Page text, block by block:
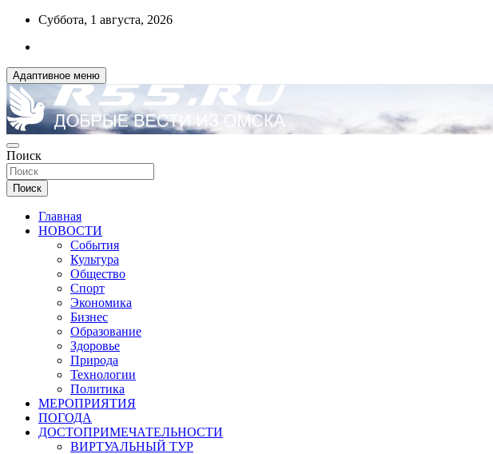
Перейти
содержимому
Суббота, 1 августа, 2026
Адаптивное меню
R55.RU
ДОБРЫЕ ВЕСТИ ИЗ ОМСКА
Поиск
Поиск
Главная
НОВОСТИ
События
Культура
Общество
Спорт
Экономика
Бизнес
Образование
Здоровье
Природа
Технологии
Политика
МЕРОПРИЯТИЯ
ПОГОДА
ДОСТОПРИМЕЧАТЕЛЬНОСТИ
ВИРТУАЛЬНЫЙ ТУР